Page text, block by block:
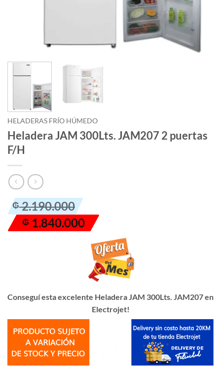
HELADERAS FRÍO HÚMEDO
Heladera JAM 300Lts. JAM207 2 puertas
F/H
₲2.190.000
El
precio
original
₲ 1.840.000
El
precio
actual
Conseguí esta excelente Heladera JAM 300Lts. JAM207 en
Electrojet!